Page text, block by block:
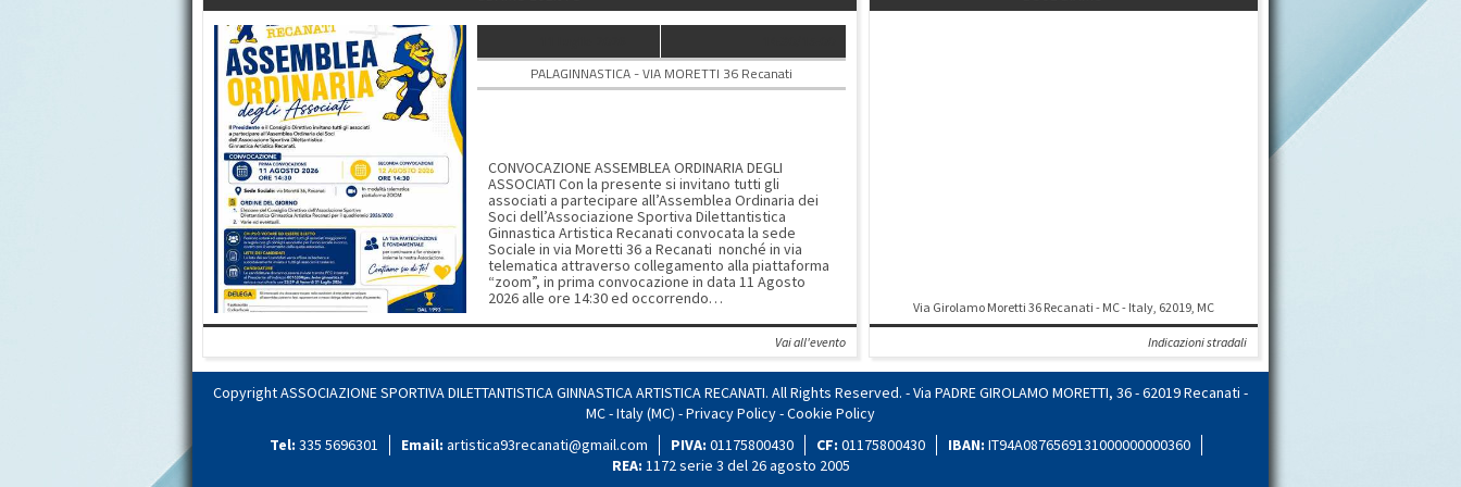
PALAGINNASTICA - VIA MORETTI 36 Recanati
direttivo
CONVOCAZIONE ASSEMBLEA ORDINARIA DEGLI
ASSOCIATI Con la presente si invitano tutti gli
associati a partecipare all’Assemblea Ordinaria dei
Soci dell’Associazione Sportiva Dilettantistica
Ginnastica Artistica Recanati convocata la sede
Sociale in via Moretti 36 a Recanati nonché in via
telematica attraverso collegamento alla piattaforma
“zoom”, in prima convocazione in data 11 Agosto
2026 alle ore 14:30 ed occorrendo
convocazione Martedi 12 Agosto 2026 alle ore 14:30
per discutere e deliberare il seguente ordine del
giorno: 1. Elezione del Consiglio Direttivo
Ginnastica Artistica Recanati per il quadriennio
associati per poter votare ed essere eletti devono
essere maggiorenni ed in regola con gli obblighi
associativi per l’anno sociale in corso, ovvero
essere in regola con il versamento della quota
Vai all'evento
Via Girolamo Moretti 36 Recanati - MC - Italy, 62019, MC
Indicazioni stradali
Copyright ASSOCIAZIONE SPORTIVA DILETTANTISTICA GINNASTICA ARTISTICA RECANATI. All Rights Reserved. - Via PADRE GIROLAMO MORETTI, 36 - 62019 Recanati -
MC - Italy (MC) -Privacy Policy-Cookie Policy
Tel: 335 5696301 Email: artistica93recanati@gmail.com PIVA: 01175800430 CF: 01175800430 IBAN: IT94A0876569131000000000360
REA: 1172 serie 3 del 26 agosto 2005